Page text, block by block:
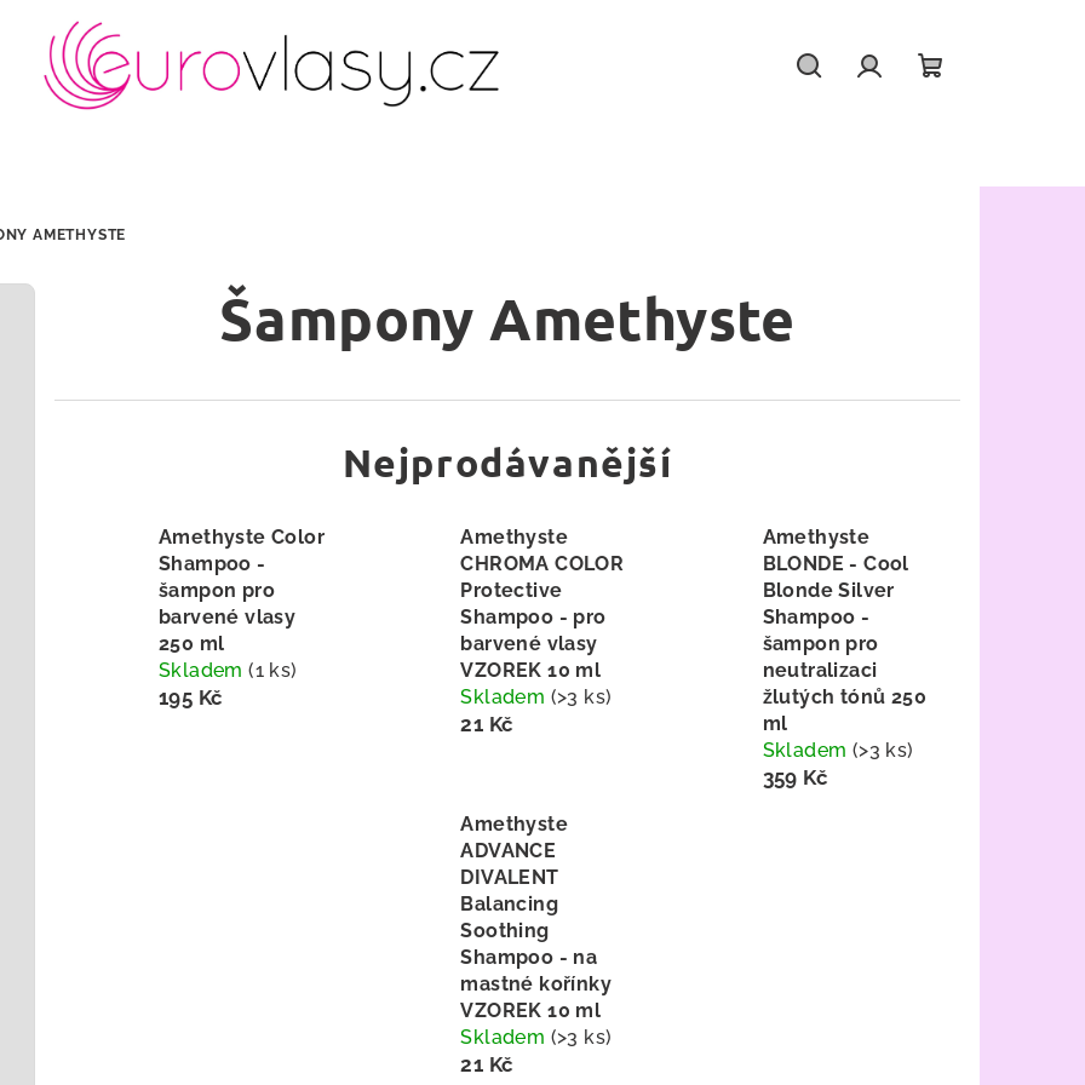
AMETHYSTE
Šampony Amethyste
Nejprodávanější
Amethyste Color
Shampoo -
šampon pro
barvené vlasy
250 ml
Skladem(1 ks)
195 Kč
Amethyste
CHROMA COLOR
Protective
Shampoo - pro
barvené vlasy
VZOREK 10 ml
Skladem (>3 ks)
21 Kč
Amethyste
BLONDE - Cool
Blonde Silver
Shampoo -
šampon pro
neutralizaci
žlutých tónů 250
ml
Skladem (>3 ks)
359 Kč
Amethyste
ADVANCE
DIVALENT
Balancing
Soothing
Shampoo - na
mastné kořínky
VZOREK 10 ml
Skladem (>3 ks)
21 Kč